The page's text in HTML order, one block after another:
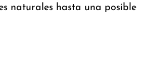
naturales hasta una posible